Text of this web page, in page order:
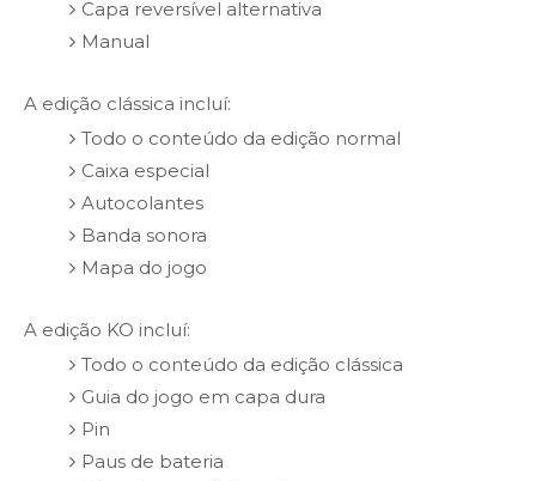
Capa reversível alternativa
Manual
A edição clássica incluí:
Todo o conteúdo da edição normal
Caixa especial
Autocolantes
Banda sonora
Mapa do jogo
A edição KO incluí:
Todo o conteúdo da edição clássica
Guia do jogo em capa dura
Pin
Paus de bateria